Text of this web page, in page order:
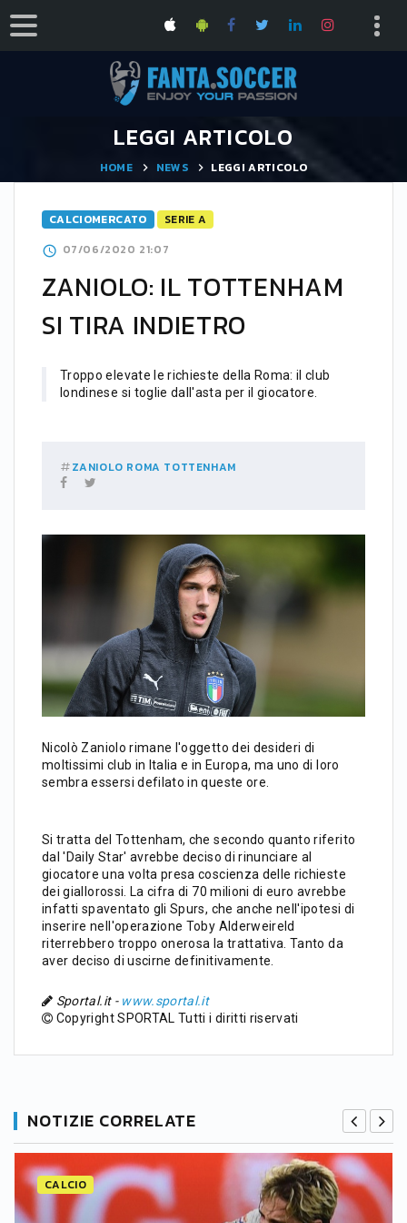
LEGGI ARTICOLO
HOME NEWS LEGGI ARTICOLO
CALCIOMERCATO
SERIE A
07/06/2020 21:07
ZANIOLO: IL TOTTENHAM
SI TIRA INDIETRO
Troppo elevate le richieste della Roma: il club
londinese si toglie dall'asta per il giocatore.
ZANIOLO ROMA TOTTENHAM
Nicolò Zaniolo rimane l'oggetto dei desideri di
moltissimi club in Italia e in Europa, ma uno di loro
sembra essersi defilato in queste ore.
Si tratta del Tottenham, che secondo quanto riferito
dal 'Daily Star' avrebbe deciso di rinunciare al
giocatore una volta presa coscienza delle richieste
dei giallorossi. La cifra di 70 milioni di euro avrebbe
infatti spaventato gli Spurs, che anche nell'ipotesi di
inserire nell'operazione Toby Alderweireld
riterrebbero troppo onerosa la trattativa. Tanto da
aver deciso di uscirne definitivamente.
Sportal.it - www.sportal.it
Copyright SPORTAL Tutti i diritti riservati
NOTIZIE CORRELATE
CALCIO